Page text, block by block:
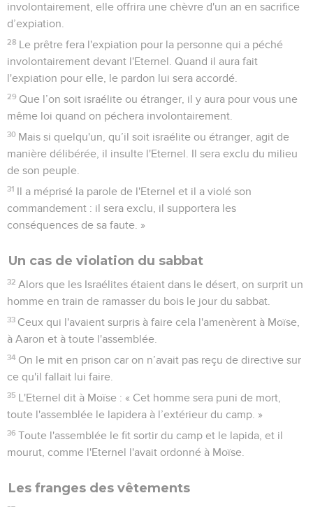
involontairement, elle offrira une chèvre d'un an en sacrifice
d’expiation.
28 Le prêtre fera l'expiation pour la personne qui a péché
involontairement devant l'Eternel. Quand il aura fait
l'expiation pour elle, le pardon lui sera accordé.
29 Que l’on soit israélite ou étranger, il y aura pour vous une
même loi quand on péchera involontairement.
30 Mais si quelqu'un, qu’il soit israélite ou étranger, agit de
manière délibérée, il insulte l'Eternel. Il sera exclu du milieu
de son peuple.
31 Il a méprisé la parole de l'Eternel et il a violé son
commandement : il sera exclu, il supportera les
conséquences de sa faute. »
Un cas de violation du sabbat
32 Alors que les Israélites étaient dans le désert, on surprit un
homme en train de ramasser du bois le jour du sabbat.
33 Ceux qui l'avaient surpris à faire cela l'amenèrent à Moïse,
à Aaron et à toute l'assemblée.
34 On le mit en prison car on n’avait pas reçu de directive sur
ce qu'il fallait lui faire.
35 L'Eternel dit à Moïse : « Cet homme sera puni de mort,
toute l'assemblée le lapidera à l’extérieur du camp. »
36 Toute l'assemblée le fit sortir du camp et le lapida, et il
mourut, comme l'Eternel l'avait ordonné à Moïse.
Les franges des vêtements